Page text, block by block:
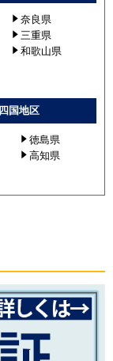
奈良県
三重県
和歌山県
四国地区
徳島県
高知県